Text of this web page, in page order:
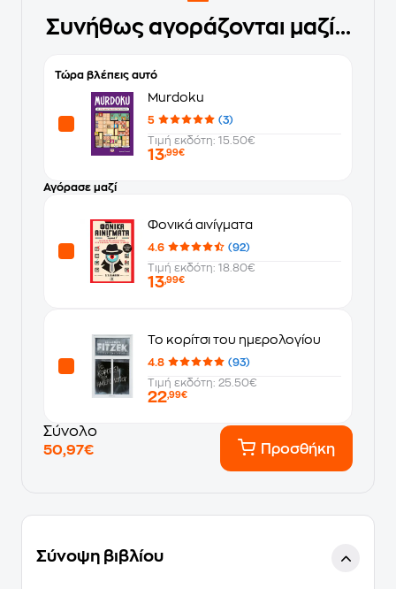
Συνήθως αγοράζονται μαζί...
Τώρα βλέπεις αυτό
Murdoku
5
(3)
Τιμή εκδότη: 15.50€
13,99€
Αγόρασε μαζί
Φονικά αινίγματα
4.6
(92)
Τιμή εκδότη: 18.80€
13,99€
Το κορίτσι του ημερολογίου
4.8
(93)
Τιμή εκδότη: 25.50€
22,99€
Σύνολο
50,97€
Προσθήκη
Σύνοψη βιβλίου